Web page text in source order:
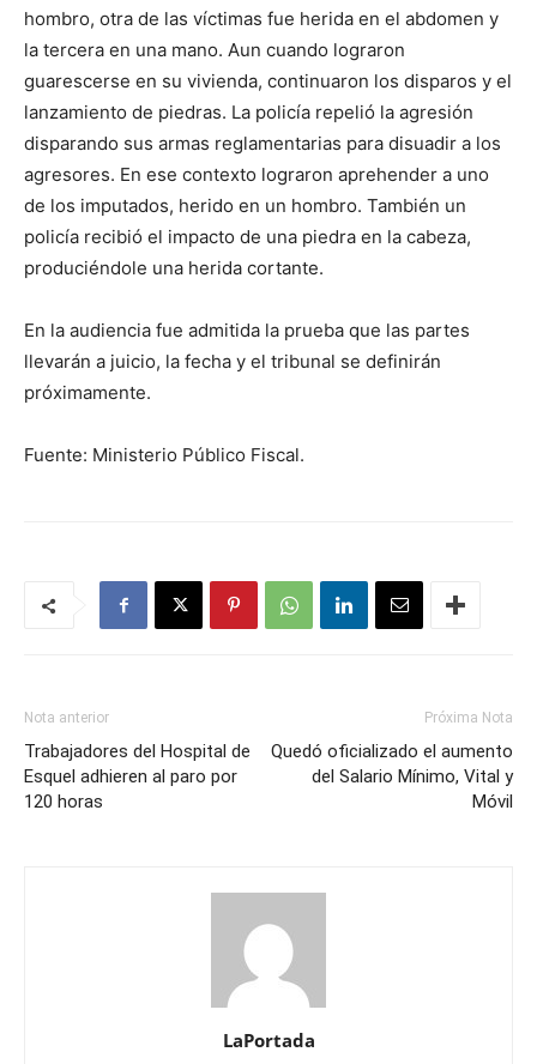
hombro, otra de las víctimas fue herida en el abdomen y
la tercera en una mano. Aun cuando lograron
guarescerse en su vivienda, continuaron los disparos y el
lanzamiento de piedras. La policía repelió la agresión
disparando sus armas reglamentarias para disuadir a los
agresores. En ese contexto lograron aprehender a uno
de los imputados, herido en un hombro. También un
policía recibió el impacto de una piedra en la cabeza,
produciéndole una herida cortante.
En la audiencia fue admitida la prueba que las partes
llevarán a juicio, la fecha y el tribunal se definirán
próximamente.
Fuente: Ministerio Público Fiscal.
Nota anterior
Trabajadores del Hospital de
Esquel adhieren al paro por
120 horas
Próxima Nota
Quedó oficializado el aumento
del Salario Mínimo, Vital y
Móvil
LaPortada